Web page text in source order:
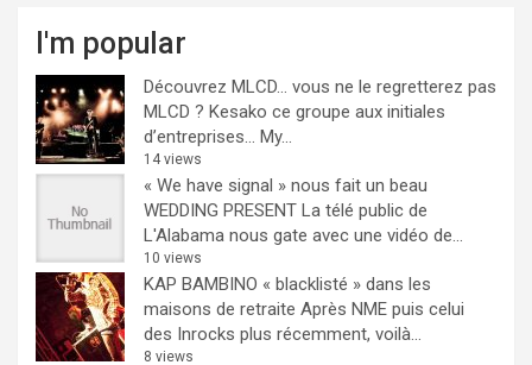
I'm popular
Découvrez MLCD… vous ne le regretterez pas
MLCD ? Kesako ce groupe aux initiales
d’entreprises… My...
14 views
« We have signal » nous fait un beau
WEDDING PRESENT La télé public de
L'Alabama nous gate avec une vidéo de...
10 views
KAP BAMBINO « blacklisté » dans les
maisons de retraite Après NME puis celui
des Inrocks plus récemment, voilà...
8 views